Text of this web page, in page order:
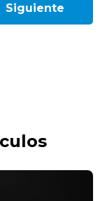
Siguiente